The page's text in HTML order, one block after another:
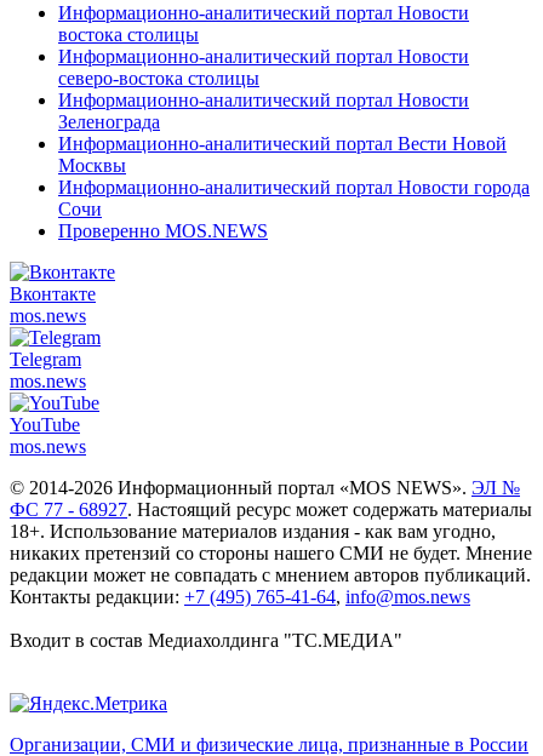
Информационно-аналитический портал Новости
востока столицы
Информационно-аналитический портал Новости
северо-востока столицы
Информационно-аналитический портал Новости
Зеленограда
Информационно-аналитический портал Вести Новой
Москвы
Информационно-аналитический портал Новости города
Сочи
Проверенно MOS.NEWS
Вконтакте
mos.news
Telegram
mos.news
YouTube
mos.news
© 2014-2026 Информационный портал «MOS NEWS». ЭЛ №
ФС 77 - 68927. Настоящий ресурс может содержать материалы
18+. Использование материалов издания - как вам угодно,
никаких претензий со стороны нашего СМИ не будет. Мнение
редакции может не совпадать с мнением авторов публикаций.
Контакты редакции: +7 (495) 765-41-64, info@mos.news
Входит в состав Медиахолдинга "ТС.МЕДИА"
Организации, СМИ и физические лица, признанные в России